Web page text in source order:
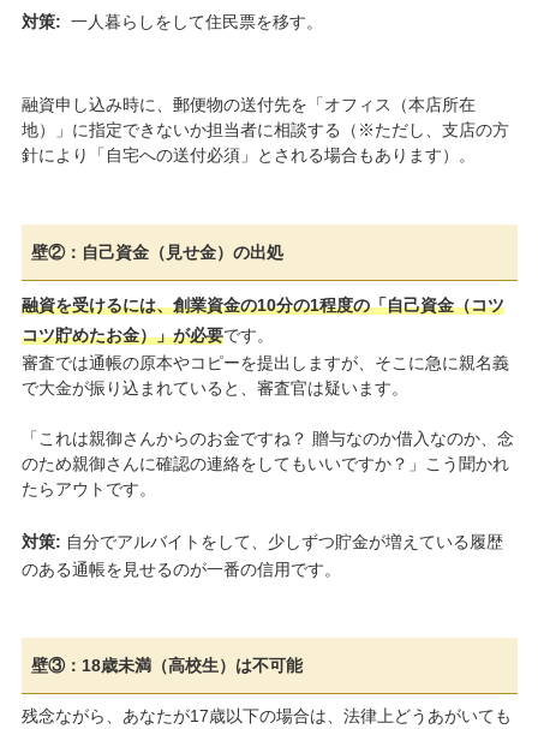
対策: 一人暮らしをして住民票を移す。
融資申し込み時に、郵便物の送付先を「オフィス（本店所在
地）」に指定できないか担当者に相談する（※ただし、支店の方
針により「自宅への送付必須」とされる場合もあります）。
壁②：自己資金（見せ金）の出処
融資を受けるには、創業資金の10分の1程度の「自己資金（コツ
コツ貯めたお金）」が必要です。
審査では通帳の原本やコピーを提出しますが、そこに急に親名義
で大金が振り込まれていると、審査官は疑います。
「これは親御さんからのお金ですね？ 贈与なのか借入なのか、念
のため親御さんに確認の連絡をしてもいいですか？」こう聞かれ
たらアウトです。
対策: 自分でアルバイトをして、少しずつ貯金が増えている履歴
のある通帳を見せるのが一番の信用です。
壁③：18歳未満（高校生）は不可能
残念ながら、あなたが17歳以下の場合は、法律上どうあがいても